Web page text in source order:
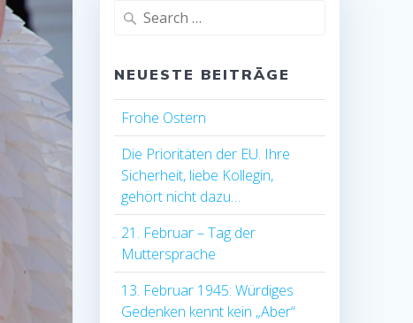
Search
NEUESTE BEITRÄGE
Frohe Ostern
Die Prioritäten der EU. Ihre
Sicherheit, liebe Kollegin,
gehört nicht dazu…
21. Februar – Tag der
Muttersprache
13. Februar 1945: Würdiges
Gedenken kennt kein „Aber“